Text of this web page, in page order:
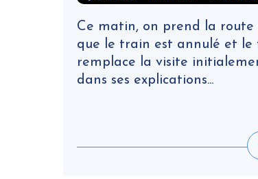
Ce matin, on prend la route
que le train est annulé et
remplace la visite
dans ses explications...